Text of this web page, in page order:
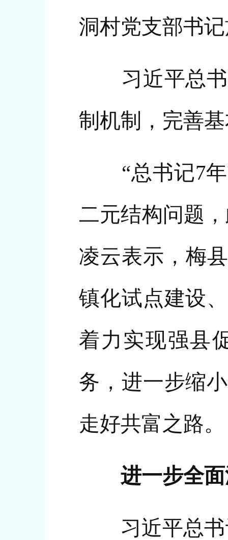
洞村党支部书
习近平总书
制机制，完善
“总书记7年
二元结构问题
凌云表示，梅
镇化试点建设
着力实现强县
务，进一步缩
走好共富之路。
进一步全
习近平总书